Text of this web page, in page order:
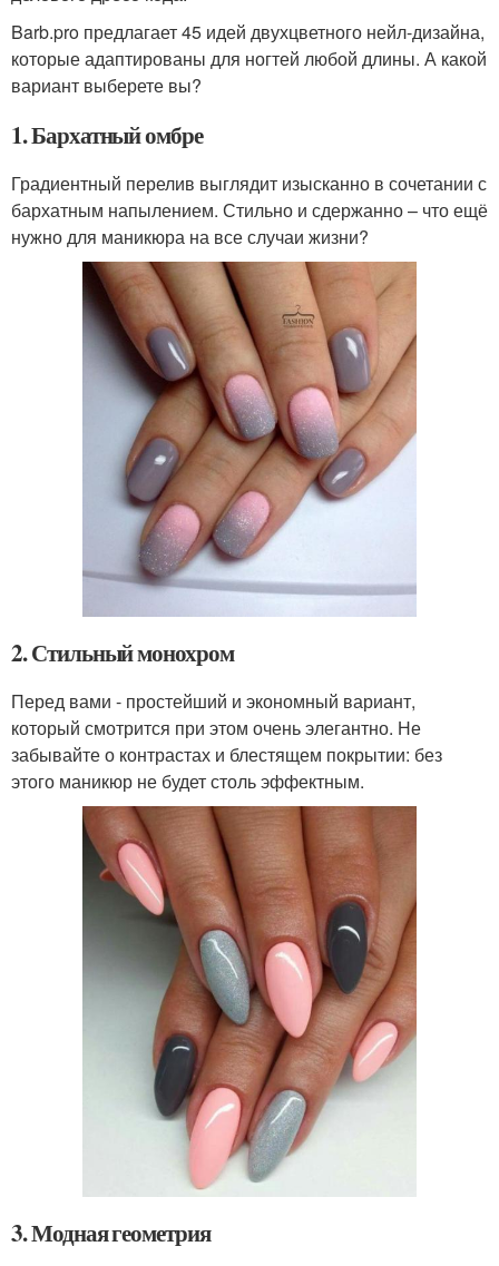
Barb.pro предлагает 45 идей двухцветного нейл-дизайна,
которые адаптированы для ногтей любой длины. А какой
вариант выберете вы?
1. Бархатный омбре
Градиентный перелив выглядит изысканно в сочетании с
бархатным напылением. Стильно и сдержанно – что ещё
нужно для маникюра на все случаи жизни?
2. Стильный монохром
Перед вами - простейший и экономный вариант,
который смотрится при этом очень элегантно. Не
забывайте о контрастах и блестящем покрытии: без
этого маникюр не будет столь эффектным.
3. Модная геометрия